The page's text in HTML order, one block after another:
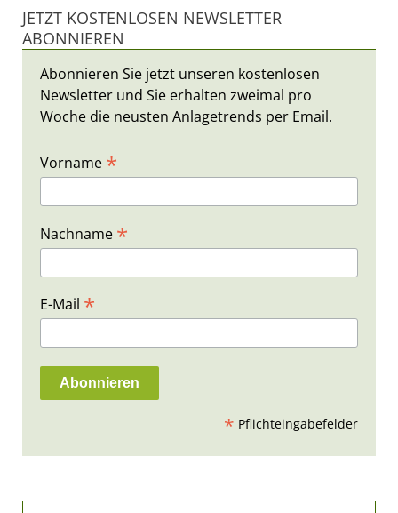
JETZT KOSTENLOSEN NEWSLETTER
ABONNIEREN
Abonnieren Sie jetzt unseren kostenlosen
Newsletter und Sie erhalten zweimal pro
Woche die neusten Anlagetrends per Email.
Vorname *
Nachname *
E-Mail *
* Pflichteingabefelder